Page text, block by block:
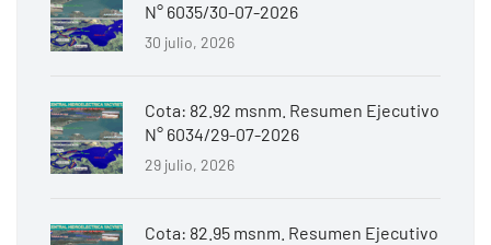
N° 6035/30-07-2026
30 julio, 2026
Cota: 82.92 msnm. Resumen Ejecutivo
N° 6034/29-07-2026
29 julio, 2026
Cota: 82.95 msnm. Resumen Ejecutivo